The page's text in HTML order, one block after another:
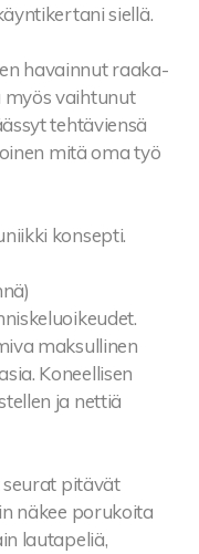
siellä.
havainnut raaka-
myös vaihtunut
tehtäviensä
mitä oma työ
konsepti.
maksullinen
Koneellisen
ja nettiä
pitävät
näkee porukoita
lautapeliä,